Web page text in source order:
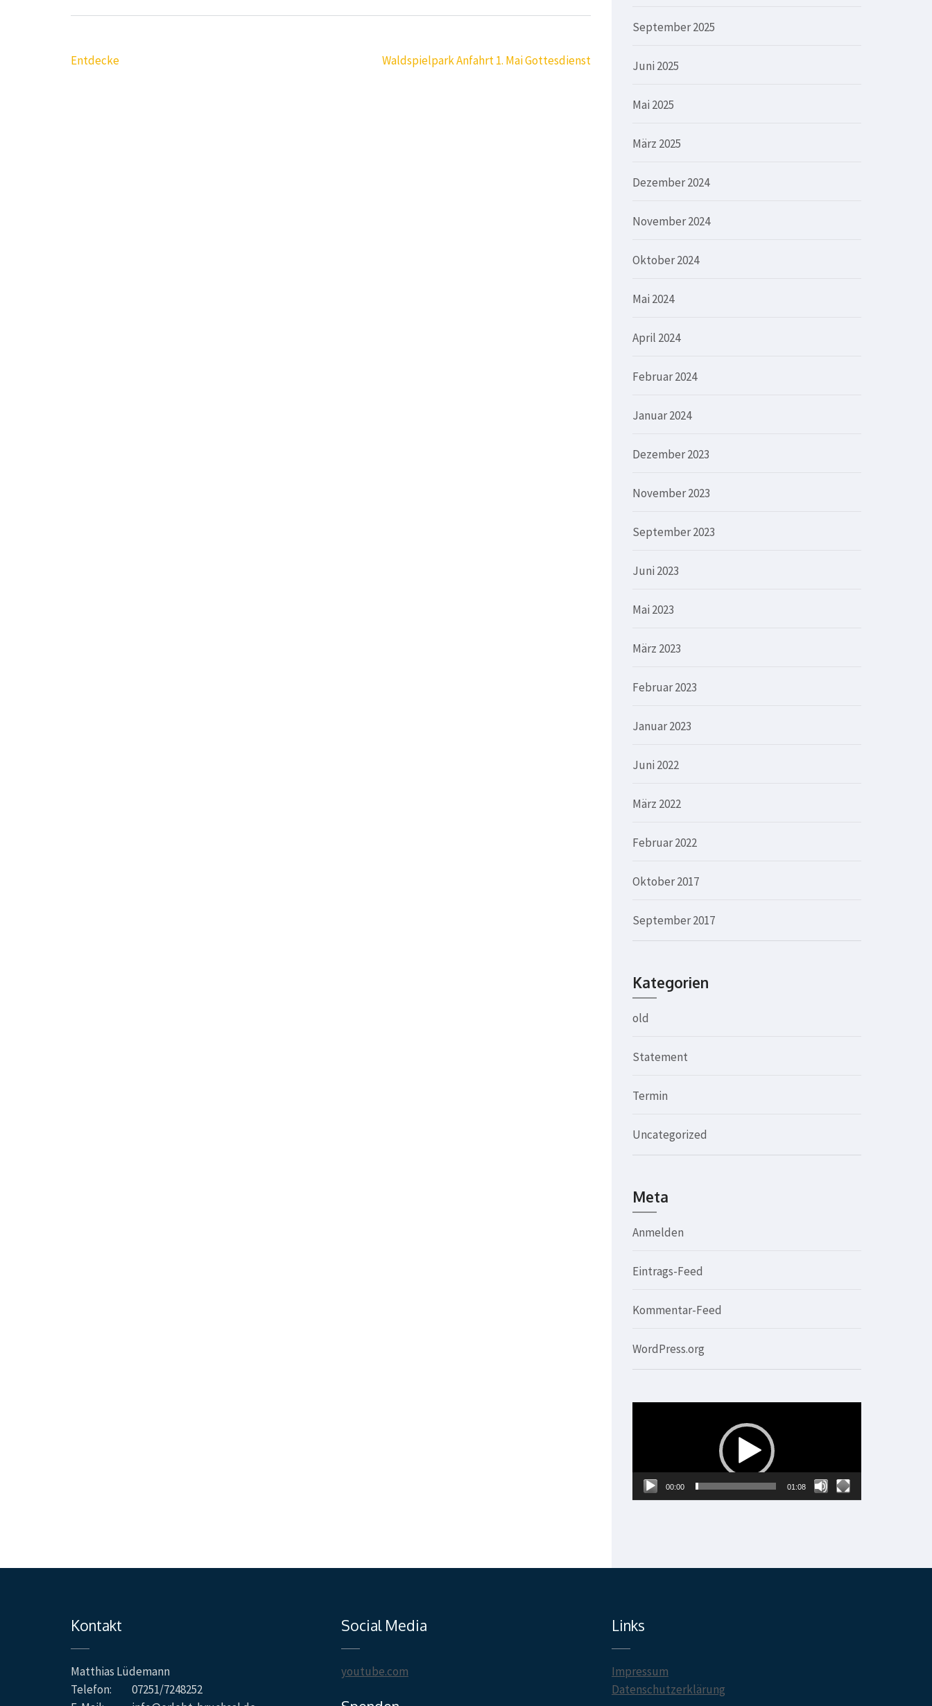
Beitragsnavigation
Entdecke Waldspielpark Anfahrt 1. Mai Gottesdienst
September 2025
Juni 2025
Mai 2025
März 2025
Dezember 2024
November 2024
Oktober 2024
Mai 2024
April 2024
Februar 2024
Januar 2024
Dezember 2023
November 2023
September 2023
Juni 2023
Mai 2023
März 2023
Februar 2023
Januar 2023
Juni 2022
März 2022
Februar 2022
Oktober 2017
September 2017
Kategorien
old
Statement
Termin
Uncategorized
Meta
Anmelden
Eintrags-Feed
Kommentar-Feed
WordPress.org
00:00 01:08
Kontakt
Matthias Lüdemann
Telefon:
07251/7248252
Social Media
youtube.com
Links
Impressum
Datenschutzerklärung